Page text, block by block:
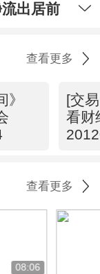
出居前
查看更多
》
[交
看财
查看更多
08:06